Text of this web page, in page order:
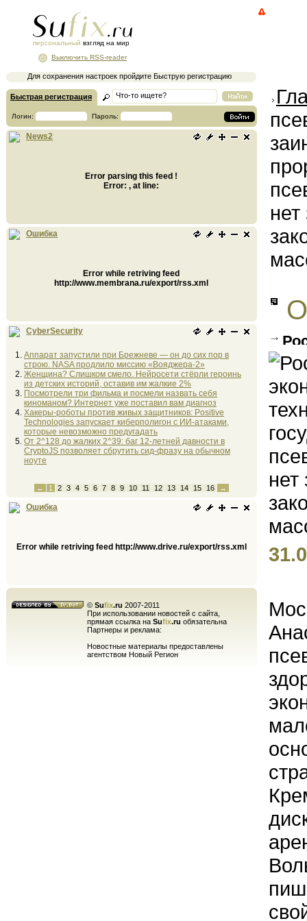
персональный взгляд на мир
Для сохранения настроек пройдите Быструю регистрацию
Выключить RSS-reader
Быстрая регистрация
Логин: Пароль:
News2
Error parsing this feed !
Error: , at line:
Ошибка
Error while retriving feed
http://www.membrana.ru/export/rss.xml
CyberSecurity
Аппарат запустили при Брежневе — он до сих пор в
строю. NASA продлило миссию «Вояджера-2»
Женщина? Слишком смело. Нейросети стёрли героинь
из детских историй, оставив им жалкие 2%
Посмотрели три фильма и посмели назвать себя
киноманом? Интернет уже поставил вам диагноз
Хакеры-роботы против живых защитников: Positive
Technologies запускает киберполигон с ИИ-атаками,
которые невозможно предугадать
От 2^128 до жалких 2^39: баг 12-летней давности в
CryptoJS позволяет сбрутить сид-фразу на обычном
ноуте
← 1 2 3 4 5 6 7 8 9 10 11 12 13 14 15 16 →
Ошибка
Error while retriving feed http://www.drive.ru/export/rss.xml
© Sufix.ru 2007-2011
При использовании новостей с сайта,
прямая ссылка на Sufix.ru обязательна
Партнеры и реклама:
Новостные материалы предоставлены
агентством Новый Регион